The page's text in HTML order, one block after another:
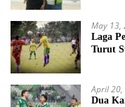
May 13,
Laga
Turut
April
Dua